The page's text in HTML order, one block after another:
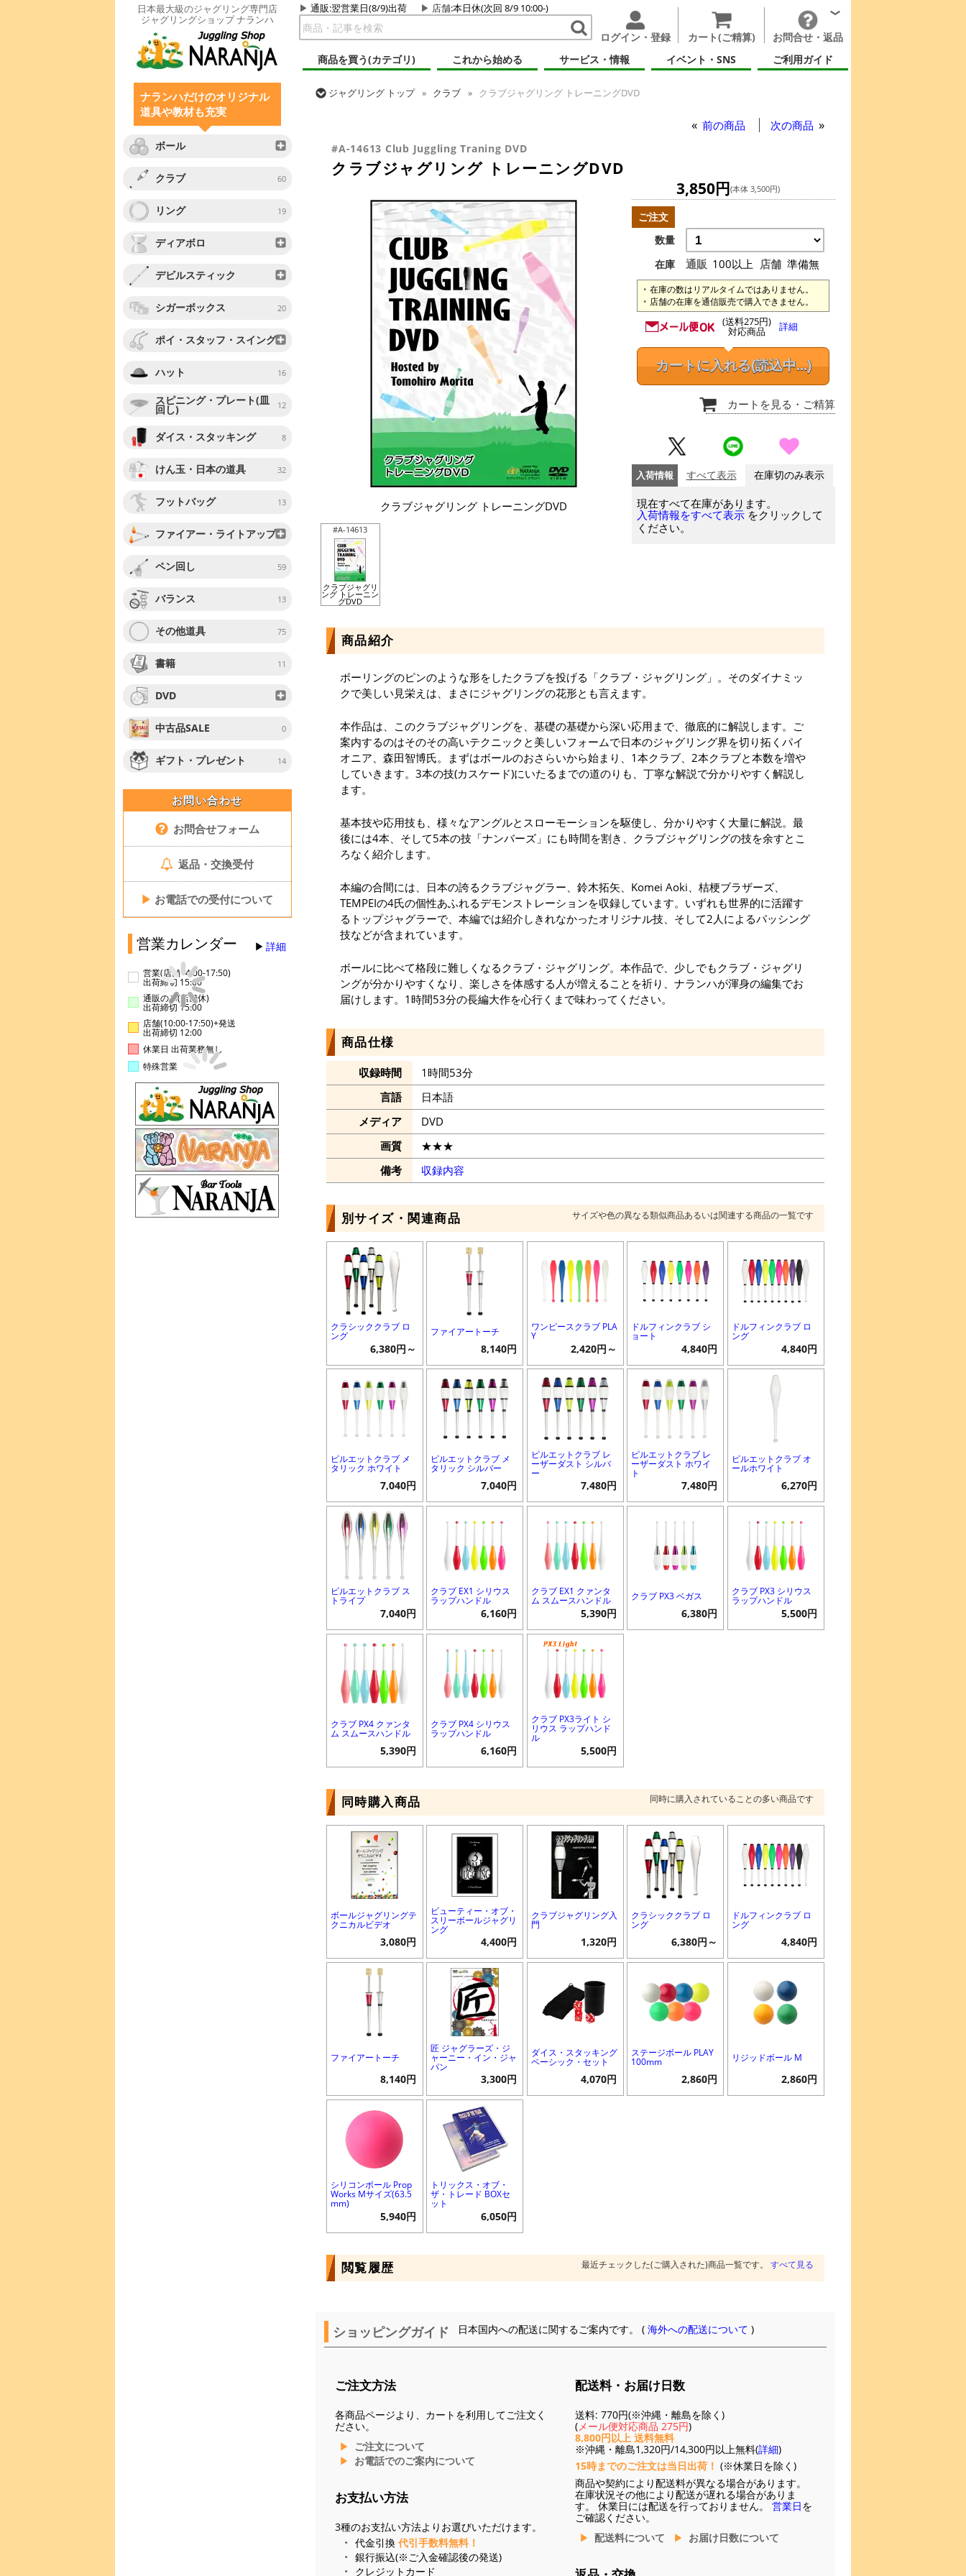
日本最大級のジャグリング専門店
ジャグリングショップ ナランハ
通販:翌営業日(8/9)出荷 店舗:本日休(次回 8/9 10:00-)
ログイン・登録 カート(ご精算)
お問合せ・返品
商品を買う(カテゴリ)
これから始める サービス・情報 イベント・SNS ご利用ガイド
ナランハだけのオリジナル
道具や教材も充実
ボール
クラブ 60
リング 19
ディアボロ
デビルスティック
シガーボックス 20
ポイ・スタッフ・スイング
ハット 16
スピニング・プレート(皿
回し) 12
ダイス・スタッキング 8
けん玉・日本の道具 32
フットバッグ 13
ファイアー・ライトアップ
ペン回し 59
バランス 13
その他道具 75
書籍 11
DVD
中古品SALE 0
ギフト・プレゼント 14
お問い合わせ
お問合せフォーム
返品・交換受付
▶ お電話での受付について
営業カレンダー 詳細
営業(店舗14:00-17:50)
出荷締切 15:00
通販のみ(店舗休)
出荷締切 15:00
店舗(10:00-17:50)+発送
出荷締切 12:00
休業日 出荷業務無し
特殊営業
ジャグリング トップ クラブ
クラブジャグリング トレーニングDVD
前の商品 次の商品
#A-14613 Club Juggling Traning DVD
クラブジャグリング トレーニングDVD
クラブジャグリング トレーニングDVD
#A-14613
クラブジャグリ
ング トレーニン
グDVD
3,850円(本体 3,500円)
ご注文
数量
在庫
通販 100以上 店舗 準備無
在庫の数はリアルタイムではありません。
店舗の在庫を通信販売で購入できません。
(送料275円)
対応商品 詳細
カートに入れる(読込中...)
カートを見る ・ご精算
入荷情報 すべて表示 在庫切のみ表示
現在すべて在庫があります。
入荷情報をすべて表示 をクリックして
ください。
商品紹介
ボーリングのピンのような形をしたクラブを投げる「クラブ・ジャグリング」。そのダイナミッ
クで美しい見栄えは、まさにジャグリングの花形とも言えます。
本作品は、このクラブジャグリングを、基礎の基礎から深い応用まで、徹底的に解説します。ご
案内するのはそのその高いテクニックと美しいフォームで日本のジャグリング界を切り拓くパイ
オニア、森田智博氏。まずはボールのおさらいから始まり、1本クラブ、2本クラブと本数を増や
していきます。3本の技(カスケード)にいたるまでの道のりも、丁寧な解説で分かりやすく解説し
ます。
基本技や応用技も、様々なアングルとスローモーションを駆使し、分かりやすく大量に解説。最
後には4本、そして5本の技「ナンバーズ」にも時間を割き、クラブジャグリングの技を余すとこ
ろなく紹介します。
本編の合間には、日本の誇るクラブジャグラー、鈴木拓矢、Komei Aoki、桔梗ブラザーズ、
TEMPEIの4氏の個性あふれるデモンストレーションを収録しています。いずれも世界的に活躍す
るトップジャグラーで、本編では紹介しきれなかったオリジナル技、そして2人によるパッシング
技などが含まれています。
ボールに比べて格段に難しくなるクラブ・ジャグリング。本作品で、少しでもクラブ・ジャグリ
ングが分かりやすくなり、楽しさを体感する人が増えることを祈り、ナランハが渾身の編集でお
届けします。1時間53分の長編大作を心行くまで味わってください。
商品仕様
収録時間
1時間53分
言語
日本語
メディア
DVD
画質
★★★
備考
収録内容
別サイズ・関連商品 サイズや色の異なる類似商品あるいは関連する商品の一覧です
クラシッククラブ ロ
ング
6,380円～
ファイアートーチ
8,140円
ワンピースクラブ PLA
Y
2,420円～
ドルフィンクラブ シ
ョート
4,840円
ドルフィンクラブ ロ
ング
4,840円
ピルエットクラブ メ
タリック ホワイト
7,040円
ピルエットクラブ メ
タリック シルバー
7,040円
ピルエットクラブ レ
ーザーダスト シルバ
ー
7,480円
ピルエットクラブ レ
ーザーダスト ホワイ
ト
7,480円
ピルエットクラブ オ
ールホワイト
6,270円
ピルエットクラブ ス
トライプ
7,040円
クラブ EX1 シリウス
ラップハンドル
6,160円
クラブ EX1 クァンタ
ム スムースハンドル
5,390円
クラブ PX3 ベガス
6,380円
クラブ PX3 シリウス
ラップハンドル
5,500円
クラブ PX4 クァンタ
ム スムースハンドル
5,390円
クラブ PX4 シリウス
ラップハンドル
6,160円
クラブ PX3ライト シ
リウス ラップハンド
ル
5,500円
同時購入商品 同時に購入されていることの多い商品です
ボールジャグリングテ
クニカルビデオ
3,080円
ビューティー・オブ・
スリーボールジャグリ
ング
4,400円
クラブジャグリング入
門
1,320円
クラシッククラブ ロ
ング
6,380円～
ドルフィンクラブ ロ
ング
4,840円
ファイアートーチ
8,140円
匠 ジャグラーズ・ジ
ャーニー・イン・ジャ
パン
3,300円
ダイス・スタッキング
ベーシック・セット
4,070円
ステージボール PLAY
100mm
2,860円
リジッドボール M
2,860円
シリコンボール Prop
Works Mサイズ(63.5
mm)
5,940円
トリックス・オブ・
ザ・トレード BOXセ
ット
6,050円
閲覧履歴 最近チェックした(ご購入された)商品一覧です。 すべて見る
ショッピングガイド 日本国内への配送に関するご案内です。 (海外への配送について )
ご注文方法
各商品ページより、カートを利用してご注文く
ださい。
ご注文について
お電話でのご案内について
お支払い方法
3種のお支払い方法よりお選びいただけます。
代金引換 代引手数料無料！
銀行振込(※ご入金確認後の発送)
クレジットカード
配送料・お届け日数
送料: 770円(※沖縄・離島を除く)
(メール便対応商品 275円)
8,800円以上 送料無料
※沖縄・離島1,320円/14,300円以上無料(詳細)
15時までのご注文は当日出荷！ (※休業日を除く)
商品や契約により配送料が異なる場合があります。
在庫状況その他により配送が遅れる場合がありま
す。 休業日には配送を行っておりません。 営業日を
ご確認ください。
配送料について
お届け日数について